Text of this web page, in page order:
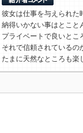
彼女は仕事を与えられた
納得いかない事はとこと
プライベートで良いとこ
それで信頼されているの
たまに天然なところも楽